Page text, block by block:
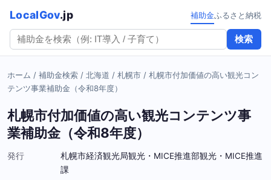
LocalGov.jp
検索
補助金ふるさと納税
ホーム / 補助金検索 / 北海道 / 札幌市 / 札幌市付加価値の高い観光コン
テンツ事業補助金（令和8年度）
札幌市付加価値の高い観光コンテンツ事
業補助金（令和8年度）
発行
札幌市経済観光局観光・MICE推進部観光・MICE推進
課